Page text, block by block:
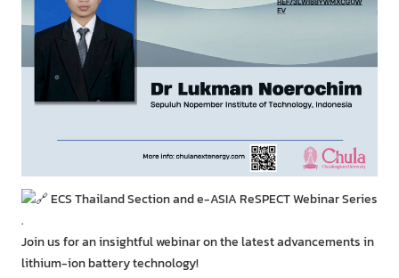
ECS Thailand Section and e-ASIA ReSPECT Webinar Series
.
Join us for an insightful webinar on the latest advancements in
lithium-ion battery technology!